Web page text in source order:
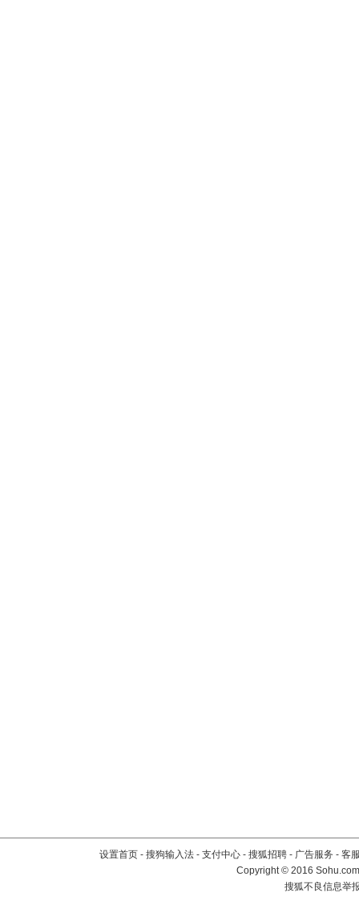
设置首页 - 搜狗输入法 - 支付中心 - 搜狐招聘 - 广告服务 - 客
Copyright©2016
搜狐不良信息举